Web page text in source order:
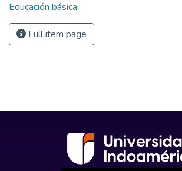
Educación básica
Full item page